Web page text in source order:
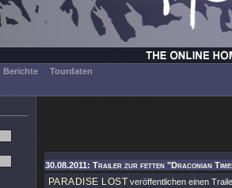
Berichte Tourdaten
30.08.2011: Trailer zur fetten "Draconian
PARADISE LOST veröffentlichen einen